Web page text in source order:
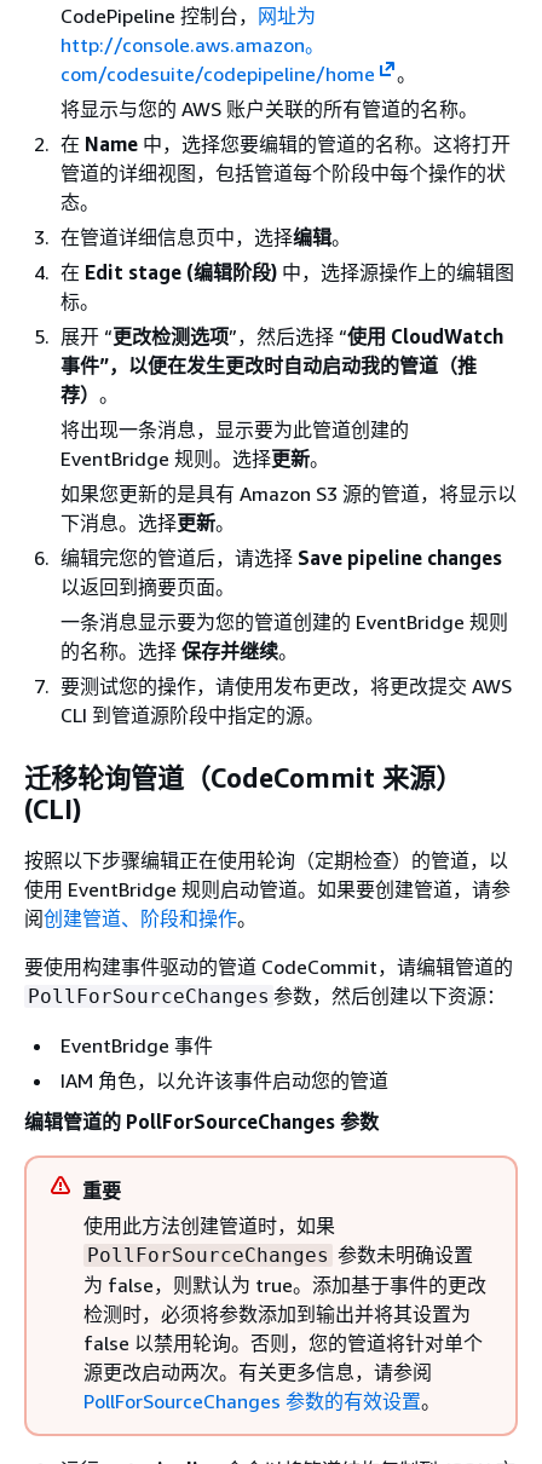
CodePipeline 控制台， 网址为
http://console.aws.amazon。
com/codesuite/codepipeline/home
。
将显示与您的 AWS 账户关联的所有管道的名称。
在 Name 中，选择您要编辑的管道的名称。这将打开
管道的详细视图，包括管道每个阶段中每个操作的状
态。
在管道详细信息页中，选择编辑。
在 Edit stage (编辑阶段) 中，选择源操作上的编辑图
标。
展开 “更改检测选项”，然后选择 “使用 CloudWatch
事件”，以便在发生更改时自动启动我的管道（推
荐） 。
将出现一条消息，显示要为此管道创建的
EventBridge 规则。选择更新。
如果您更新的是具有 Amazon S3 源的管道，将显示以
下消息。选择更新。
编辑完您的管道后，请选择 Save pipeline changes
以返回到摘要页面。
一条消息显示要为您的管道创建的 EventBridge 规则
的名称。选择 保存并继续。
要测试您的操作，请使用发布更改，将更改提交 AWS
CLI 到管道源阶段中指定的源。
迁移轮询管道（CodeCommit 来源）
(CLI)
按照以下步骤编辑正在使用轮询（定期检查）的管道，以
使用 EventBridge 规则启动管道。如果要创建管道，请参
阅创建管道、阶段和操作。
要使用构建事件驱动的管道 CodeCommit，请编辑管道的
PollForSourceChanges 参数，然后创建以下资源：
EventBridge 事件
IAM 角色，以允许该事件启动您的管道
编辑管道的 PollForSourceChanges 参数
重要
使用此方法创建管道时，如果
PollForSourceChanges 参数未明确设置
为 false，则默认为 true。添加基于事件的更改
检测时，必须将参数添加到输出并将其设置为
false 以禁用轮询。否则，您的管道将针对单个
源更改启动两次。有关更多信息，请参阅
PollForSourceChanges 参数的有效设置。